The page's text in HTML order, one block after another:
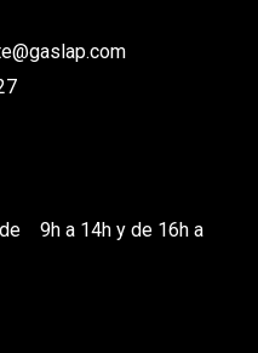
9h a 14h y de 16h a